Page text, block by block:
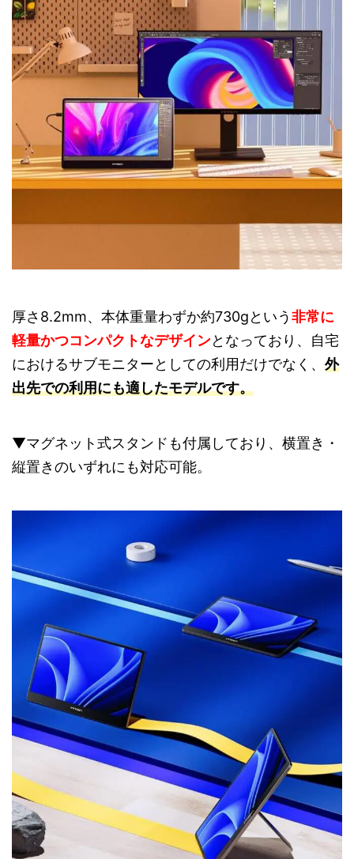
厚さ8.2mm、本体重量わずか約730gという非常に
軽量かつコンパクトなデザインとなっており、自宅
におけるサブモニターとしての利用だけでなく、 外
出先での利用にも適したモデルです。
▼マグネット式スタンドも付属しており、横置き・
縦置きのいずれにも対応可能。